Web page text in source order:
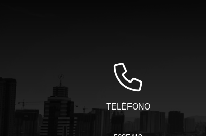
TELÉFONO